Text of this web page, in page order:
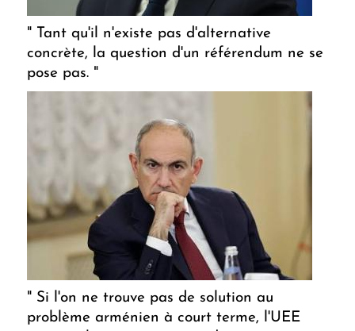
" Tant qu'il n'existe pas d'alternative
concrète, la question d'un référendum ne se
pose pas. "
" Si l'on ne trouve pas de solution au
problème arménien à court terme, l'UEE